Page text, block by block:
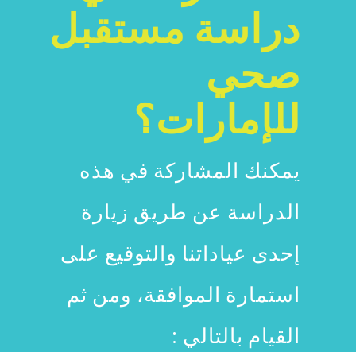
دراسة مستقبل
صحي
للإمارات؟
يمكنك المشاركة في هذه
الدراسة عن طريق زيارة
إحدى عياداتنا والتوقيع على
استمارة الموافقة، ومن ثم
القيام بالتالي :